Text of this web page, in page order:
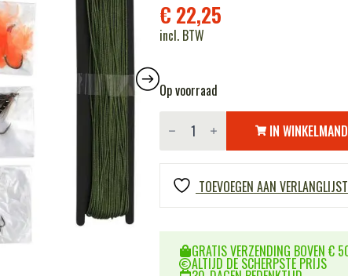
€ 22,25
incl. BTW
Op voorraad
BCB
Nato
survival
vis-
set
MM211
aantal
IN WINKELMAND
TOEVOEGEN AAN VERLANGLIJST
GRATIS VERZENDING BOVEN €
ALTIJD DE SCHERPSTE PRIJS